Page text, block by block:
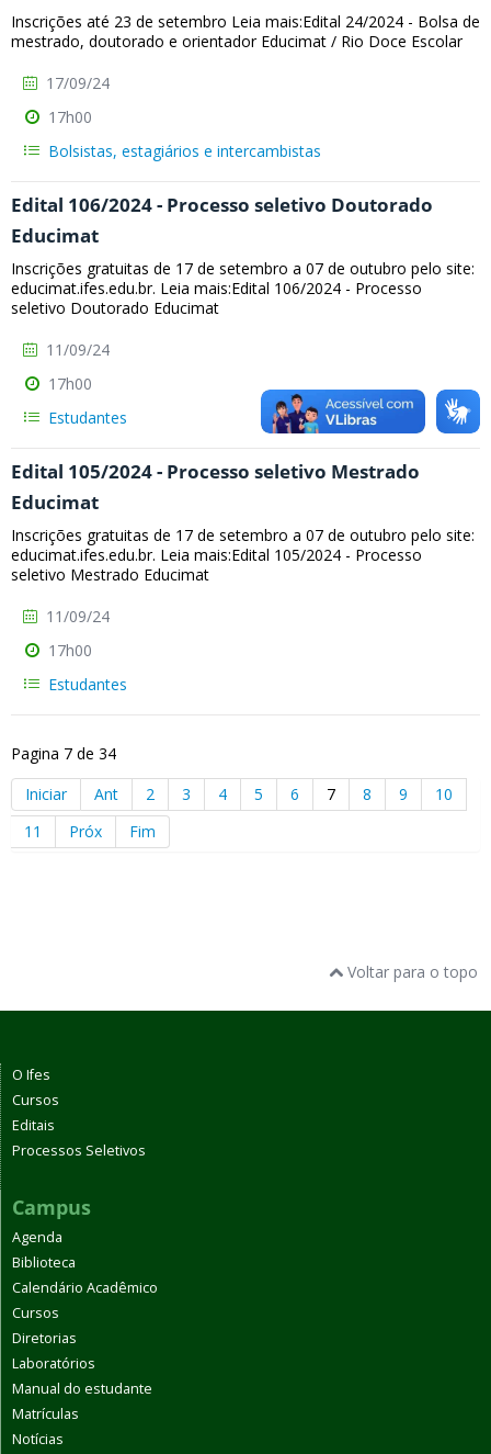
Inscrições até 23 de setembro Leia mais:Edital 24/2024 - Bolsa de
mestrado, doutorado e orientador Educimat / Rio Doce Escolar
17/09/24
17h00
Bolsistas, estagiários e intercambistas
Edital 106/2024 - Processo seletivo Doutorado
Educimat
Inscrições gratuitas de 17 de setembro a 07 de outubro pelo site:
educimat.ifes.edu.br. Leia mais:Edital 106/2024 - Processo
seletivo Doutorado Educimat
11/09/24
17h00
Estudantes
Edital 105/2024 - Processo seletivo Mestrado
Educimat
Inscrições gratuitas de 17 de setembro a 07 de outubro pelo site:
educimat.ifes.edu.br. Leia mais:Edital 105/2024 - Processo
seletivo Mestrado Educimat
11/09/24
17h00
Estudantes
Pagina 7 de 34
Iniciar
Ant 2 3 4 5 6 7 8 9
10
11
Próx Fim
Voltar para o topo
O Ifes
Cursos
Editais
Processos Seletivos
Campus
Agenda
Biblioteca
Calendário Acadêmico
Cursos
Diretorias
Laboratórios
Manual do estudante
Matrículas
Notícias